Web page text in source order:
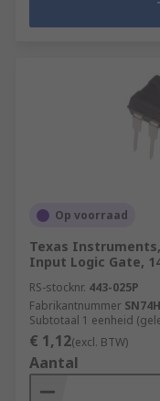
Op voorraad
Texas
Input Logic Gate,
RS-stocknr. 443-025P
Fabrikantnummer
Subtotaal 1 eenheid
€ 1,12(excl. BTW)
Aantal